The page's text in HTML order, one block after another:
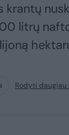
litrų
Rodyti daugiau